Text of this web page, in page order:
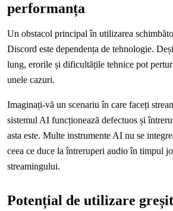
performanța
Un obstacol principal în utilizarea
Discord este dependența de tehnologie.
lung, erorile și dificultățile tehnice pot
unele cazuri.
Imaginați-vă un scenariu în care faceți
sistemul AI funcționează defectuos și
asta este. Multe instrumente AI nu se
ceea ce duce la întreruperi audio în timpul
streamingului.
Potențial de utilizare